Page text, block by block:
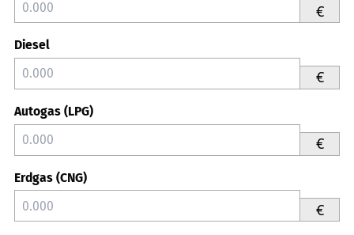
€
Diesel
€
Autogas (LPG)
€
Erdgas (CNG)
€